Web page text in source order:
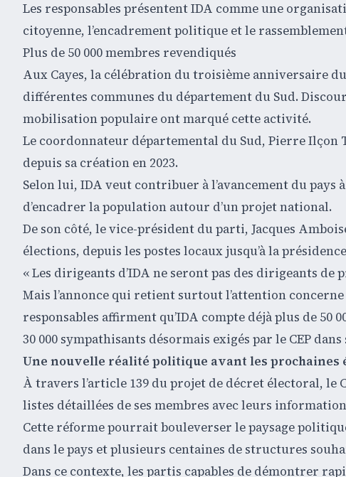
Les responsables présentent IDA comme une
citoyenne, l’encadrement politique et le
Plus de 50 000 membres revendiqués
Aux Cayes, la célébration du troisième anniversaire
différentes communes du département du Sud.
mobilisation populaire ont marqué cette activité.
Le coordonnateur départemental du Sud, Pierre Ilçon
depuis sa création en 2023.
Selon lui, IDA veut contribuer à l’avancement du
d’encadrer la population autour d’un projet national.
De son côté, le vice-président du parti, Jacques
élections, depuis les postes locaux jusqu’à la
« Les dirigeants d’IDA ne seront pas des dirigeants
Mais l’annonce qui retient surtout l’attention
responsables affirment qu’IDA compte déjà plus de
30 000 sympathisants désormais exigés par le CEP
Une nouvelle réalité politique avant les prochaines
À travers l’article 139 du projet de décret électoral,
listes détaillées de ses membres avec leurs
Cette réforme pourrait bouleverser le paysage
dans le pays et plusieurs centaines de structures
Dans ce contexte, les partis capables de démontrer